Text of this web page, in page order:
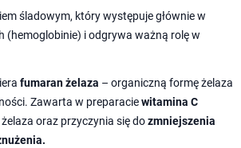
śladowym, który występuje głównie w
(hemoglobinie) i odgrywa ważną rolę w
fumaran żelaza – organiczną formę żelaza
Zawarta w preparaciewitamina C
oraz przyczynia się dozmniejszenia